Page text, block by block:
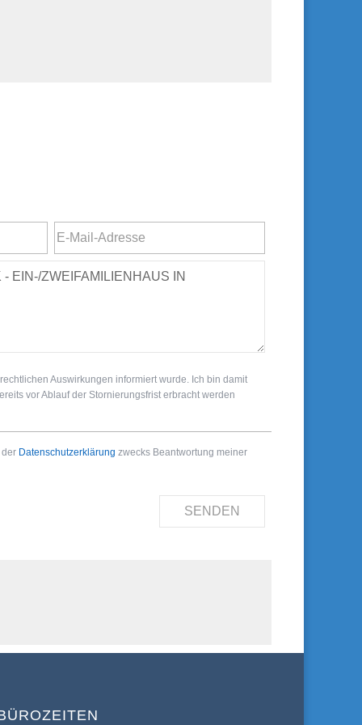
Auswirkungen informiert wurde. Ich bin damit
vor Ablauf der Stornierungsfrist erbracht werden
der Datenschutzerklärung zwecks Beantwortung meiner
SENDEN